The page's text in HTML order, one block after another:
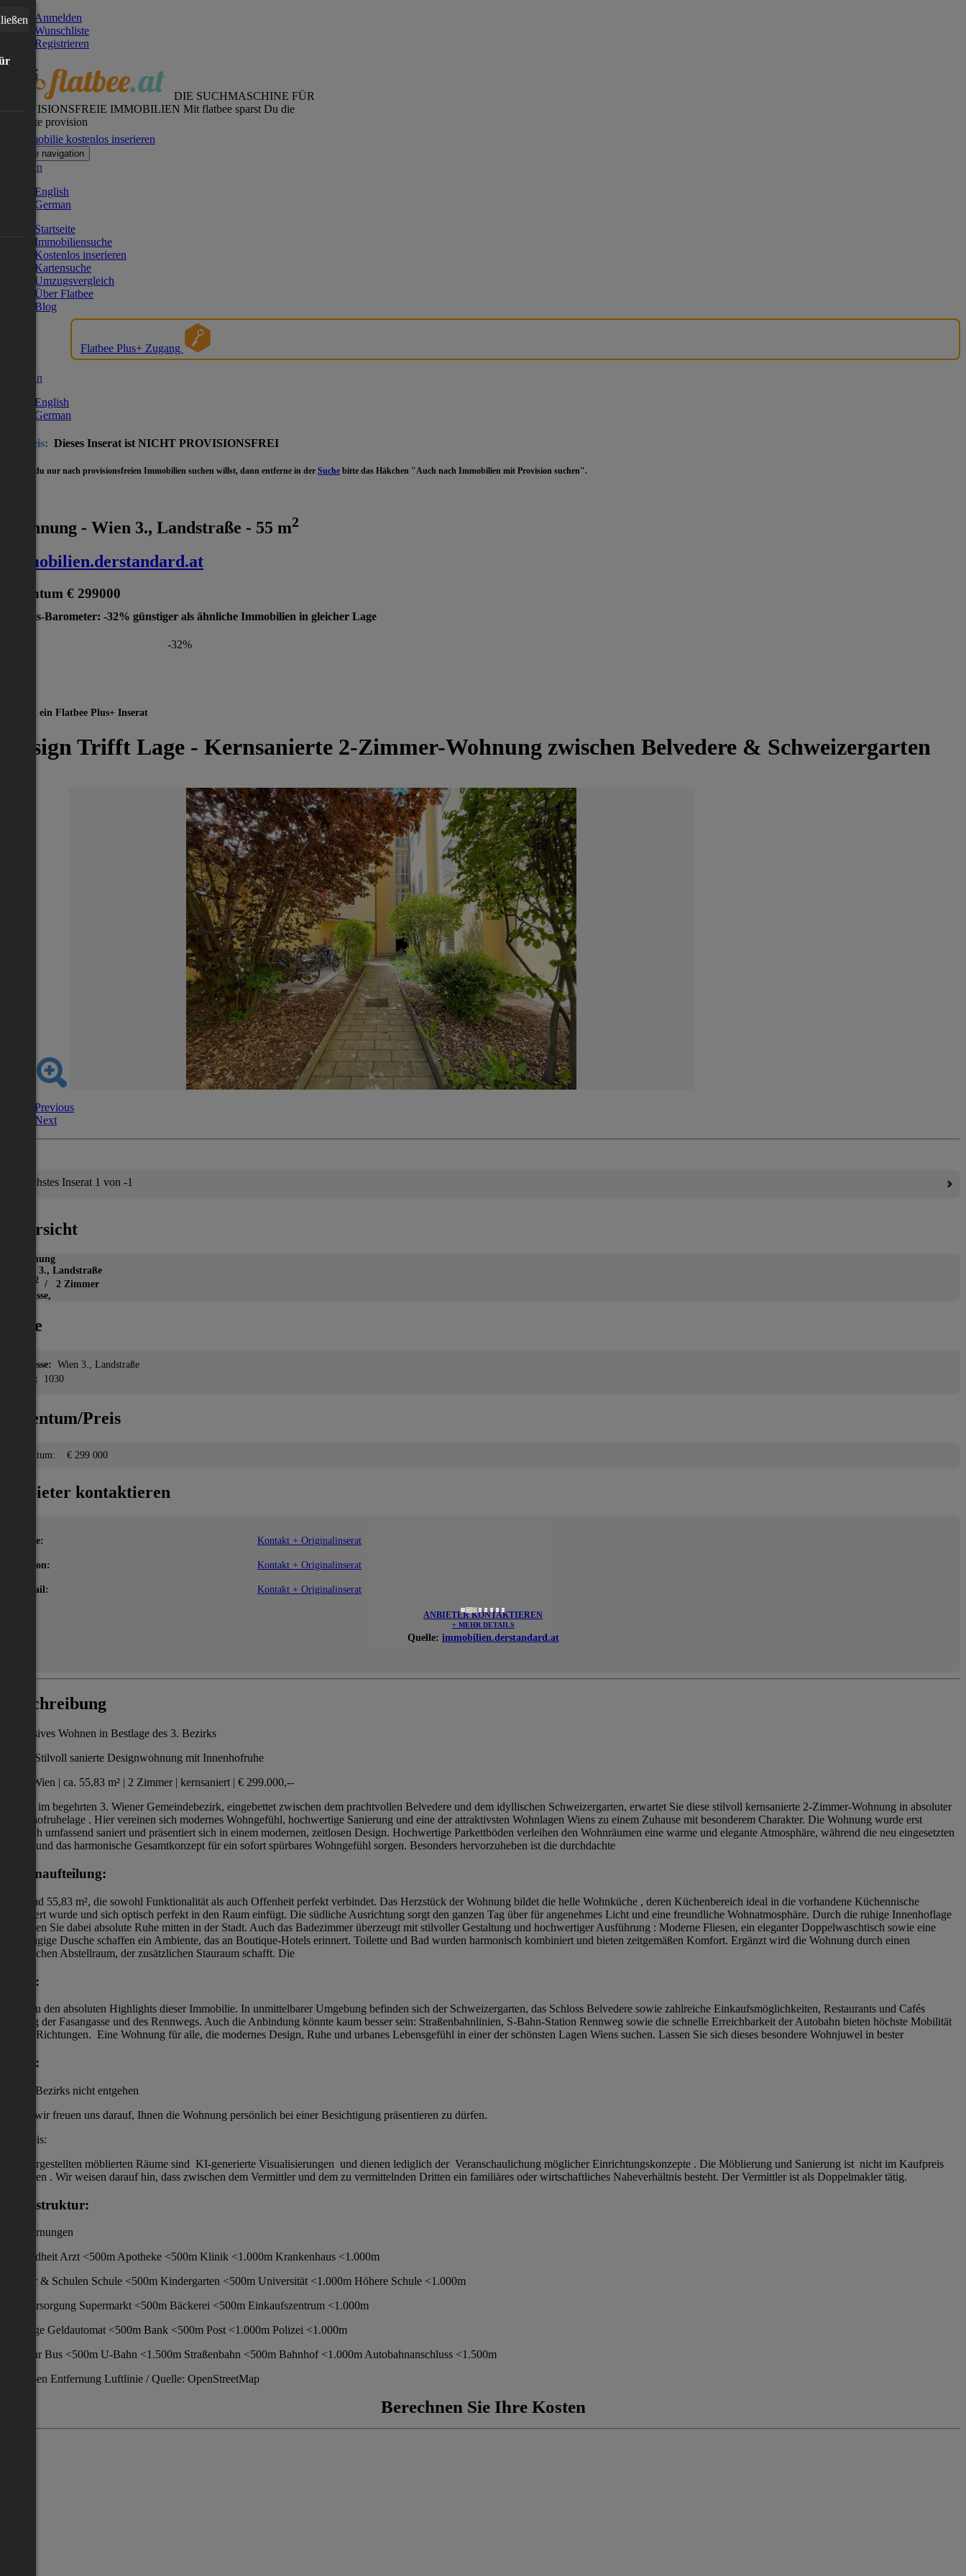
Anmelden
Wunschliste
Registrieren
DIE SUCHMASCHINE FÜR
PROVISIONSFREIE IMMOBILIEN Mit flatbee sparst Du die
gesamte provision
Immobilie kostenlos inserieren
Toggle navigation
German
English
German
Startseite
Immobiliensuche
Kostenlos inserieren
Kartensuche
Umzugsvergleich
Über Flatbee
Blog
Flatbee Plus+ Zugang
German
English
German
Hinweis: Dieses Inserat ist NICHT PROVISIONSFREI
- Wenn du nur nach provisionsfreien Immobilien suchen willst, dann entferne in der Suche bitte das Häkchen "Auch nach Immobilien mit Provision suchen".
Wohnung - Wien 3., Landstraße - 55 m2
immobilien.derstandard.at
Eigentum € 299000
Preis-Barometer: -32% günstiger als ähnliche Immobilien in gleicher Lage
-32%
Dies ist ein Flatbee Plus+ Inserat
Design Trifft Lage - Kernsanierte 2-Zimmer-Wohnung zwischen Belvedere & Schweizergarten
Previous
Next
Nächstes Inserat 1 von -1
Übersicht
Wohnung
Wien 3., Landstraße
2 / 2 Zimmer
Terrasse,
Lage
Adresse: Wien 3., Landstraße
PLZ:
1030
Eigentum/Preis
Eigentum: € 299 000
Anbieter kontaktieren
Name: Kontakt + Originalinserat
Telefon: Kontakt + Originalinserat
E-Mail: Kontakt + Originalinserat
ANBIETER KONTAKTIEREN
+ MEHR DETAILS
Quelle: immobilien.derstandard.at
Beschreibung
Exklusives Wohnen in Bestlage des 3. Bezirks
Stilvoll sanierte Designwohnung mit Innenhofruhe
1030 Wien | ca. 55,83 m² | 2 Zimmer | kernsaniert | € 299.000,--
Mitten im begehrten 3. Wiener Gemeindebezirk, eingebettet zwischen dem prachtvollen Belvedere und dem idyllischen Schweizergarten, erwartet Sie diese stilvoll kernsanierte 2-Zimmer-Wohnung in absoluter
Innenhofruhelage . Hier vereinen sich modernes Wohngefühl, hochwertige Sanierung und eine der attraktivsten Wohnlagen Wiens zu einem Zuhause mit besonderem Charakter. Die Wohnung wurde erst
kürzlich umfassend saniert und präsentiert sich in einem modernen, zeitlosen Design. Hochwertige Parkettböden verleihen den Wohnräumen eine warme und elegante Atmosphäre, während die neu eingesetzten
Türen und das harmonische Gesamtkonzept für ein sofort spürbares Wohngefühl sorgen. Besonders hervorzuheben ist die durchdachte
Raumaufteilung:
auf rund 55,83 m², die sowohl Funktionalität als auch Offenheit perfekt verbindet. Das Herzstück der Wohnung bildet die helle Wohnküche , deren Küchenbereich ideal in die vorhandene Küchennische
integriert wurde und sich optisch perfekt in den Raum einfügt. Die südliche Ausrichtung sorgt den ganzen Tag über für angenehmes Licht und eine freundliche Wohnatmosphäre. Durch die ruhige Innenhoflage
genießen Sie dabei absolute Ruhe mitten in der Stadt. Auch das Badezimmer überzeugt mit stilvoller Gestaltung und hochwertiger Ausführung : Moderne Fliesen, ein eleganter Doppelwaschtisch sowie eine
großzügige Dusche schaffen ein Ambiente, das an Boutique-Hotels erinnert. Toilette und Bad wurden harmonisch kombiniert und bieten zeitgemäßen Komfort. Ergänzt wird die Wohnung durch einen
praktischen Abstellraum, der zusätzlichen Stauraum schafft. Die
Lage:
zählt zu den absoluten Highlights dieser Immobilie. In unmittelbarer Umgebung befinden sich der Schweizergarten, das Schloss Belvedere sowie zahlreiche Einkaufsmöglichkeiten, Restaurants und Cafés
entlang der Fasangasse und des Rennwegs. Auch die Anbindung könnte kaum besser sein: Straßenbahnlinien, S-Bahn-Station Rennweg sowie die schnelle Erreichbarkeit der Autobahn bieten höchste Mobilität
in alle Richtungen. Eine Wohnung für alle, die modernes Design, Ruhe und urbanes Lebensgefühl in einer der schönsten Lagen Wiens suchen. Lassen Sie sich dieses besondere Wohnjuwel in bester
Lage:
des 3. Bezirks nicht entgehen
wir freuen uns darauf, Ihnen die Wohnung persönlich bei einer Besichtigung präsentieren zu dürfen.
Hinweis:
Die dargestellten möblierten Räume sind KI-generierte Visualisierungen und dienen lediglich der Veranschaulichung möglicher Einrichtungskonzepte . Die Möblierung und Sanierung ist nicht im Kaufpreis
enthalten . Wir weisen darauf hin, dass zwischen dem Vermittler und dem zu vermittelnden Dritten ein familiäres oder wirtschaftliches Naheverhältnis besteht. Der Vermittler ist als Doppelmakler tätig.
Infrastruktur:
/ Entfernungen
Gesundheit Arzt <500m Apotheke <500m Klinik <1.000m Krankenhaus <1.000m
Kinder & Schulen Schule <500m Kindergarten <500m Universität <1.000m Höhere Schule <1.000m
Nahversorgung Supermarkt <500m Bäckerei <500m Einkaufszentrum <1.000m
Sonstige Geldautomat <500m Bank <500m Post <1.000m Polizei <1.000m
Verkehr Bus <500m U-Bahn <1.500m Straßenbahn <500m Bahnhof <1.000m Autobahnanschluss <1.500m
Angaben Entfernung Luftlinie / Quelle: OpenStreetMap
Berechnen Sie Ihre Kosten